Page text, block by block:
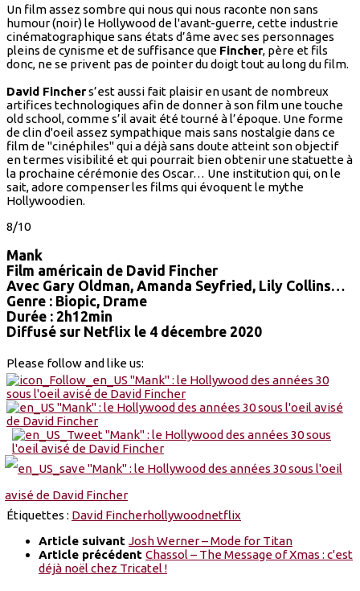
Un film assez sombre qui nous qui nous raconte non sans
humour (noir) le Hollywood de l'avant-guerre, cette industrie
cinématographique sans états d’âme avec ses personnages
pleins de cynisme et de suffisance que Fincher, père et fils
donc, ne se privent pas de pointer du doigt tout au long du film.
David Finchers’est aussi fait plaisir en usant de nombreux
artifices technologiques afin de donner à son film une touche
old school, comme s’il avait été tourné à l’époque. Une forme
de clin d'oeil assez sympathique mais sans nostalgie dans ce
film de "cinéphiles" qui a déjà sans doute atteint son objectif
en termes visibilité et qui pourrait bien obtenir une statuette à
la prochaine cérémonie des Oscar… Une institution qui, on le
sait, adore compenser les films qui évoquent le mythe
Hollywoodien.
8/10
Mank
Film américain de David Fincher
Avec Gary Oldman, Amanda Seyfried, Lily Collins…
Genre : Biopic, Drame
Durée : 2h12min
Diffusé sur Netflix le 4 décembre 2020
Please follow and like us:
Étiquettes : David Fincherhollywoodnetflix
Article suivant Josh Werner – Mode for Titan
Article précédent Chassol – The Message of Xmas : c'est
déjà noël chez Tricatel !